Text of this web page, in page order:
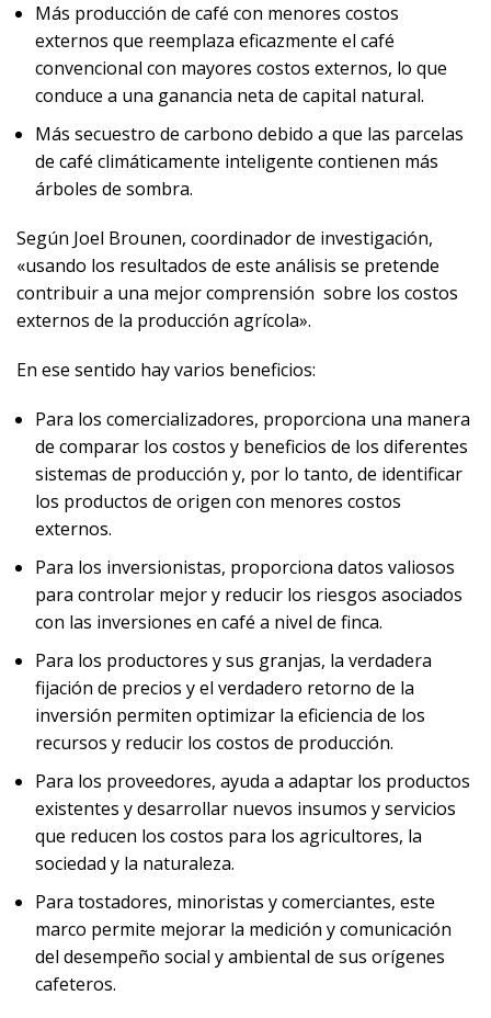
Más producción de café con menores costos
externos que reemplaza eficazmente el café
convencional con mayores costos externos, lo que
conduce a una ganancia neta de capital natural.
Más secuestro de carbono debido a que las parcelas
de café climáticamente inteligente contienen más
árboles de sombra.
Según Joel Brounen, coordinador de investigación,
«usando los resultados de este análisis se pretende
contribuir a una mejor comprensión sobre los costos
externos de la producción agrícola».
En ese sentido hay varios beneficios:
Para los comercializadores, proporciona una manera
de comparar los costos y beneficios de los diferentes
sistemas de producción y, por lo tanto, de identificar
los productos de origen con menores costos
externos.
Para los inversionistas, proporciona datos valiosos
para controlar mejor y reducir los riesgos asociados
con las inversiones en café a nivel de finca.
Para los productores y sus granjas, la verdadera
fijación de precios y el verdadero retorno de la
inversión permiten optimizar la eficiencia de los
recursos y reducir los costos de producción.
Para los proveedores, ayuda a adaptar los productos
existentes y desarrollar nuevos insumos y servicios
que reducen los costos para los agricultores, la
sociedad y la naturaleza.
Para tostadores, minoristas y comerciantes, este
marco permite mejorar la medición y comunicación
del desempeño social y ambiental de sus orígenes
cafeteros.